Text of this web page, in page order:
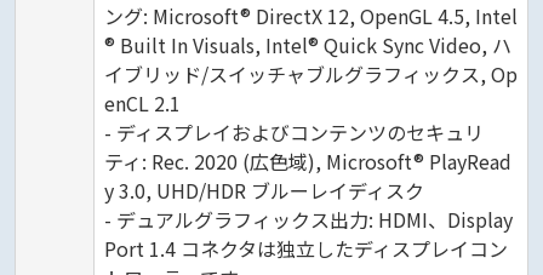
ング: Microsoft® DirectX 12, OpenGL 4.5, Intel
® Built In Visuals, Intel® Quick Sync Video, ハ
イブリッド/スイッチャブルグラフィックス, Op
enCL 2.1
- ディスプレイおよびコンテンツのセキュリ
ティ: Rec. 2020 (広色域), Microsoft® PlayRead
y 3.0, UHD/HDR ブルーレイディスク
- デュアルグラフィックス出力: HDMI、Display
Port 1.4 コネクタは独立したディスプレイコン